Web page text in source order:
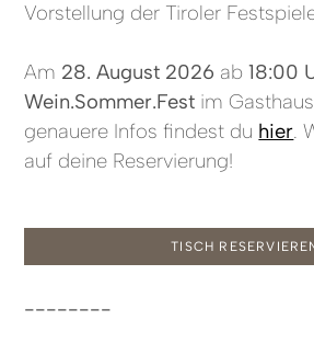
Vorstellung der Tiroler
Am 28. August 2026 ab18:00
Wein.Sommer.Fest im
genauere Infos findest du hier.
auf deine Reservierung!
TISCH
--------